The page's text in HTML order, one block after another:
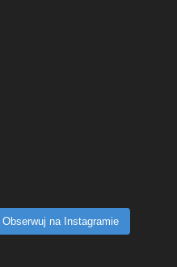
Obserwuj na Instagramie